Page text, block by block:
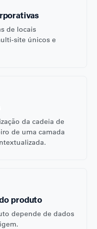
de locais
site únicos e
da cadeia de
de uma camada
produto
depende de dados